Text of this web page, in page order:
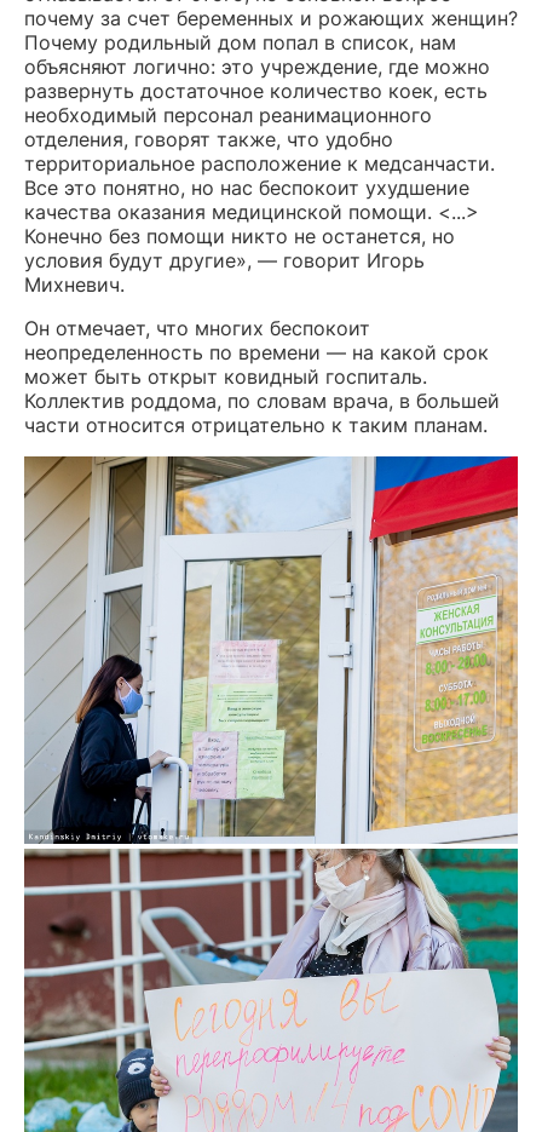
почему за счет беременных и рожающих женщин?
Почему родильный дом попал в список, нам
объясняют логично: это учреждение, где можно
развернуть достаточное количество коек, есть
необходимый персонал реанимационного
отделения, говорят также, что удобно
территориальное расположение к медсанчасти.
Все это понятно, но нас беспокоит ухудшение
качества оказания медицинской помощи. <...>
Конечно без помощи никто не останется, но
условия будут другие», — говорит Игорь
Михневич.
Он отмечает, что многих беспокоит
неопределенность по времени — на какой срок
может быть открыт ковидный госпиталь.
Коллектив роддома, по словам врача, в большей
части относится отрицательно к таким планам.